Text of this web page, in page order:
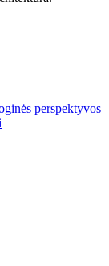
perspektyvos